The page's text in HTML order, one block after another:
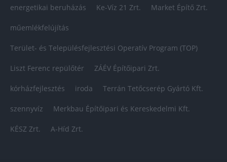
energetikai beruházás Ke-Víz 21 Zrt. Market Építő Zrt.
műemlékfelújítás
Terület- és Településfejlesztési Operatív Program (TOP)
Liszt Ferenc repülőtér ZÁÉV Építőipari Zrt.
kórházfejlesztés iroda Terrán Tetőcserép Gyártó Kft.
szennyvíz Merkbau Építőipari és Kereskedelmi Kft.
KÉSZ Zrt. A-Híd Zrt.